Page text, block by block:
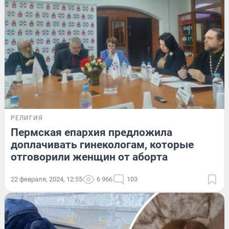
РЕЛИГИЯ
Пермская епархия предложила
доплачивать гинекологам, которые
отговорили женщин от аборта
22 февраля, 2024, 12:55 6 966 103